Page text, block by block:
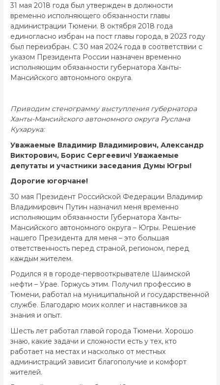
31 мая 2018 года был утвержден в должности
временно исполняющего обязанности главы
администрации Тюмени. 8 октября 2018 года
единогласно избран на пост главы города, в 2023 году
был переизбран. С 30 мая 2024 года в соответствии с
указом Президента России назначен временно
исполняющим обязанности губернатора Ханты-
Мансийского автономного округа.
Приводим стенограмму выступления губернатора
Ханты-Мансийского автономного округа Руслана
Кухарука:
Уважаемые Владимир Владимирович, Александр
Викторович, Борис Сергеевич! Уважаемые
депутаты и участники заседания Думы Югры!
Дорогие югорчане!
30 мая Президент Российской Федерации Владимир
Владимирович Путин назначил меня временно
исполняющим обязанности Губернатора Ханты-
Мансийского автономного округа – Югры. Решение
нашего Президента для меня – это большая
ответственность перед страной, регионом, перед
каждым жителем.
Родился я в городе-первооткрывателе Шаимской
нефти – Урае. Горжусь этим. Получил профессию в
Тюмени, работал на муниципальной и государственной
службе. Благодарю моих коллег и наставников за
знания и опыт.
Шесть лет работал главой города Тюмени. Хорошо
знаю, какие задачи и сложности есть у тех, кто
работает на местах и насколько от местных
администраций зависит благополучие и комфорт
жителей.